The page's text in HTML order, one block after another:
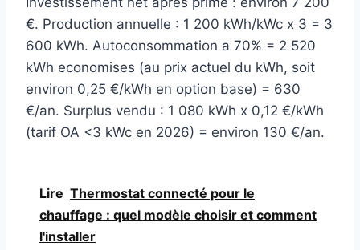
€. Production annuelle : 1 200 kWh/kWc x 3 = 3
600 kWh. Autoconsommation a 70% = 2 520
kWh economises (au prix actuel du kWh, soit
environ 0,25 €/kWh en option base) = 630
€/an. Surplus vendu : 1 080 kWh x 0,12 €/kWh
(tarif OA <3 kWc en 2026) = environ 130 €/an.
Lire Thermostat connecté pour le
chauffage : quel modèle choisir et comment
l'installer